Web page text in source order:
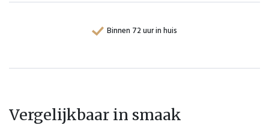
Binnen 72 uur in huis
Vergelijkbaar in smaak